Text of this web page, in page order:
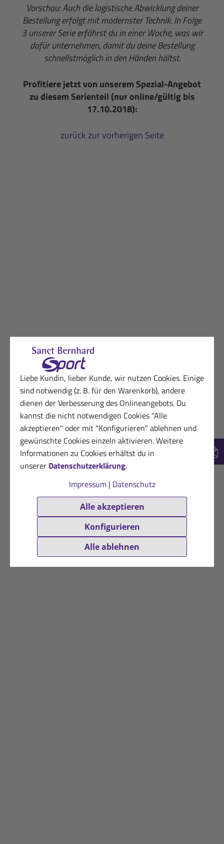
Liebe Kundin, lieber Kunde, wir nutzen Cookies. Einige
sind notwendig (z. B. für den Warenkorb), andere
dienen der Verbesserung des Onlineangebots. Du
kannst die nicht notwendigen Cookies "Alle
akzeptieren" oder mit "Konfigurieren" ablehnen und
gewünschte Cookies einzeln aktivieren. Weitere
Informationen zu Cookies erhältst du in
unserer Datenschutzerklärung.
Impressum| Datenschutz
Alle akzeptieren
Konfigurieren
Alle ablehnen
Vorschau:Auch die logistische Abwicklung deiner
Bestellung erfolgt mit modernster Technik. In Folge
3 unserer Serie erfährst du in einer Woche, was wir
dafür unternehmen, damit du deine Bestellung
schnellstmöglich in den Händen hältst.
Profitiere jetzt von unserem Spezial-Angebot
zu diesem Serienteil (nur online/gültig bis
17.10.2018):
zurück zur vorherigen Seite